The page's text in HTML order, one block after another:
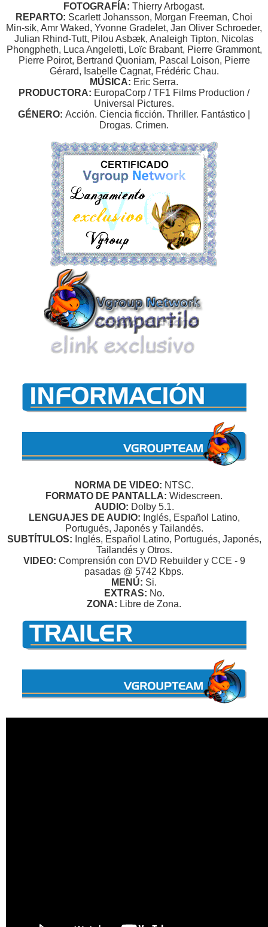
FOTOGRAFÍA: Thierry Arbogast.
REPARTO: Scarlett Johansson, Morgan Freeman, Choi
Min-sik, Amr Waked, Yvonne Gradelet, Jan Oliver Schroeder,
Julian Rhind-Tutt, Pilou Asbæk, Analeigh Tipton, Nicolas
Phongpheth, Luca Angeletti, Loïc Brabant, Pierre Grammont,
Pierre Poirot, Bertrand Quoniam, Pascal Loison, Pierre
Gérard, Isabelle Cagnat, Frédéric Chau.
MÚSICA: Eric Serra.
PRODUCTORA: EuropaCorp / TF1 Films Production /
Universal Pictures.
GÉNERO: Acción. Ciencia ficción. Thriller. Fantástico |
Drogas. Crimen.
NORMA DE VIDEO: NTSC.
FORMATO DE PANTALLA: Widescreen.
AUDIO: Dolby 5.1.
LENGUAJES DE AUDIO: Inglés, Español Latino,
Portugués, Japonés y Tailandés.
SUBTÍTULOS: Inglés, Español Latino, Portugués, Japonés,
Tailandés y Otros.
VIDEO: Comprensión con DVD Rebuilder y CCE - 9
pasadas @ 5742 Kbps.
MENÚ: Si.
EXTRAS: No.
ZONA: Libre de Zona.